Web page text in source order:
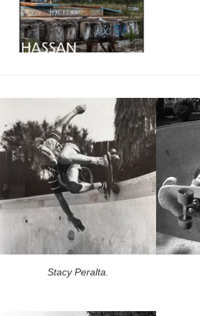
Stacy Peralta.